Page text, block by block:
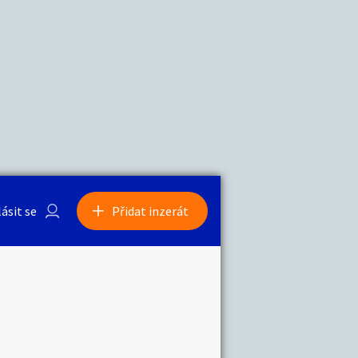
se Přidat inzerát
Sběratelství